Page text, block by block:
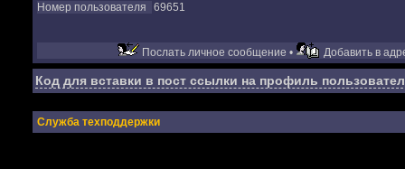
Номер пользователя 69651
Послать личное сообщение • Добавить в
Код для вставки в пост ссылки на профиль
Служба техподдержки